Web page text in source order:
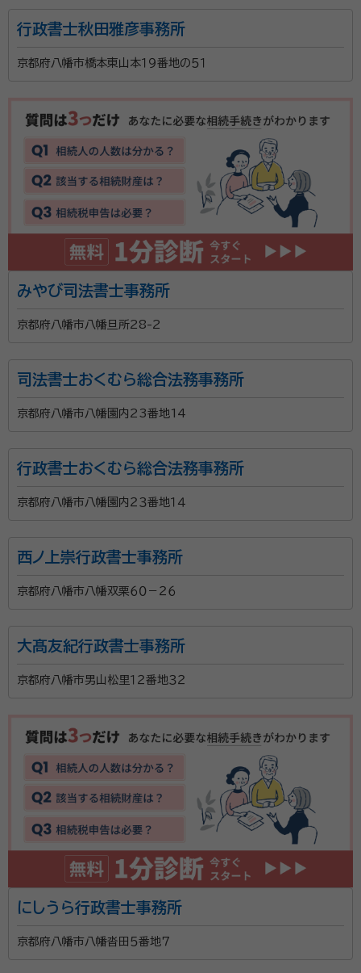
特に、相続は家族の将来を左右する大切なものと考え、
ご遺族が争い合うことがない形で遺言書を作成できる
ある方はぜひお気軽にご相談ください。
資格等：行政書士
行政書士秋田雅彦事務所
京都府八幡市橋本東山本１９番地の５１
みやび司法書士事務所
京都府八幡市八幡旦所28-2
司法書士おくむら総合法務事務所
京都府八幡市八幡園内23番地14
行政書士おくむら総合法務事務所
京都府八幡市八幡園内２３番地１４
西ノ上崇行政書士事務所
京都府八幡市八幡双栗６０－２６
大髙友紀行政書士事務所
京都府八幡市男山松里１２番地３２
にしうら行政書士事務所
京都府八幡市八幡沓田５番地７